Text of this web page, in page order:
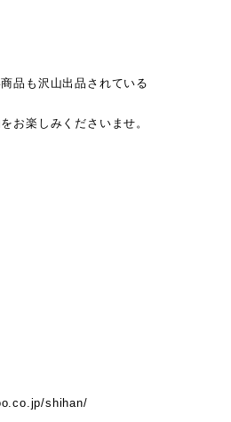
品も沢山出品されている
お楽しみくださいませ。
shihan/